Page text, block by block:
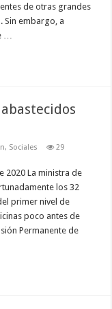
de otras grandes
Sin embargo, a
…
, Sociales 29
2020 La ministra de
los 32
primer nivel de
poco antes de
Permanente de